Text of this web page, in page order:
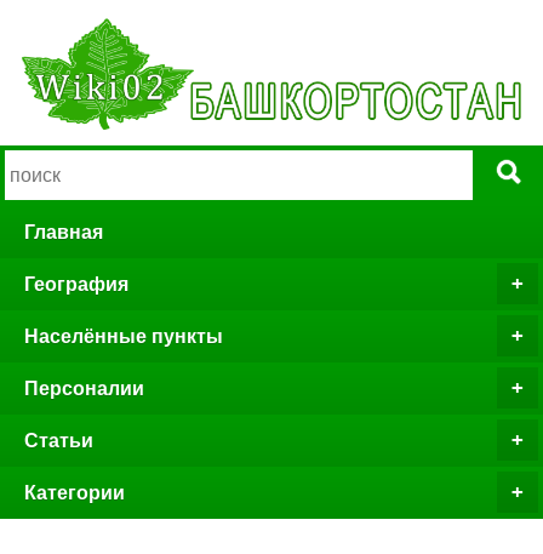
Главная
География
Населённые пункты
Персоналии
Статьи
Категории